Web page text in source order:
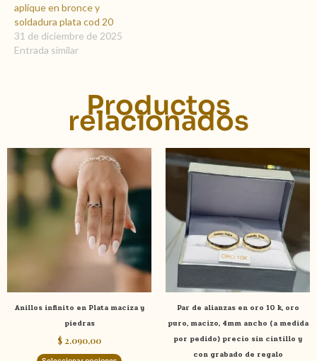
aplique en bronce y
soldadura plata cod 20
31 de diciembre de 2025
Entrada similar
Productos
relacionados
Anillos infinito en Plata maciza y
piedras
$ 2.090,00
Este
tiene
múltiples
variantes.
Las
opciones
se
elegir
en
de
Par de alianzas en oro 10 k, oro
puro, macizo, 4mm ancho (a medida
por pedido) precio sin cintillo y
con grabado de regalo
desde
$
hasta
$
tiene
Las
se
pueden
elegir
en
la
página
de